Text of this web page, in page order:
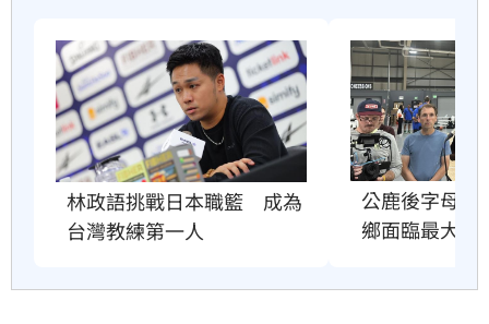
林政語挑戰日本職籃　成為
台灣教練第一人
公鹿後字母哥
鄉面臨最大壓